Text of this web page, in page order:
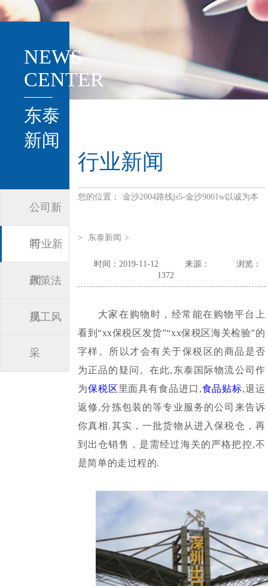
NEWS
CENTER
东泰
新闻
公司新
闻
行业新
闻
政策法
规
员工风
采
行业新闻
您的位置： 金沙2004路线js5-金沙9001w以诚为本
> 东泰新闻 >
时间：2019-11-12 来源：
浏览：
1372
大家在购物时，经常能在购物平台上
看到“xx保税区发货”“xx保税区海关检验”的
字样。所以才会有关于保税区的商品是否
为正品的疑问。在此,东泰国际物流公司作
为保税区里面具有食品进口,食品贴标,退运
返修,分拣包装的等专业服务的公司来告诉
你真相.其实，一批货物从进入保税仓，再
到出仓销售，是需经过海关的严格把控,不
是简单的走过程的.